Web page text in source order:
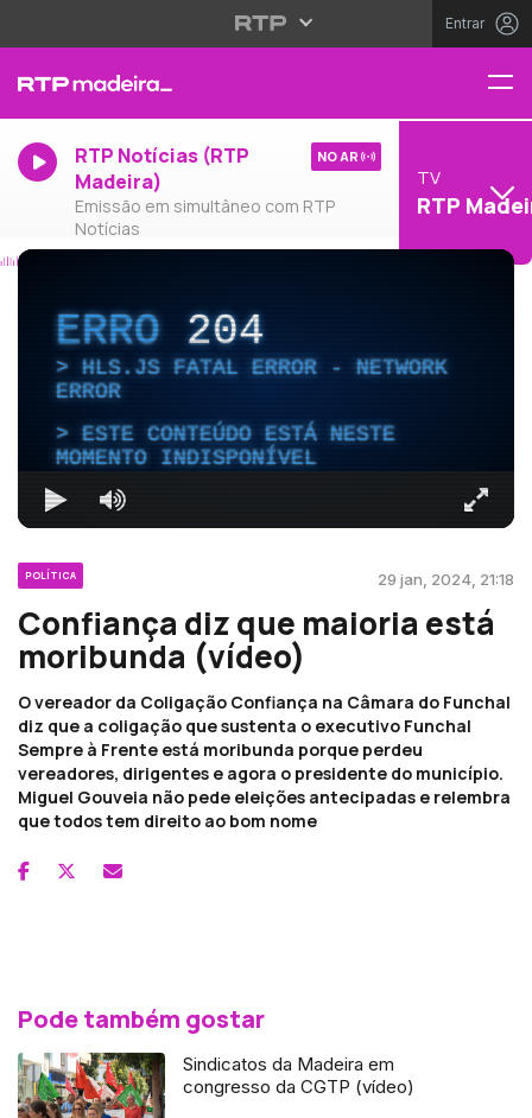
Entrar
RTP Notícias (RTP
Madeira)
Emissão em simultâneo com RTP
Notícias
NO AR
TV
RTP
ERRO204
HLS.JS FATAL ERROR - NETWORK
ERROR
ESTE CONTEÚDO ESTÁ NESTE
MOMENTO INDISPONÍVEL
POLÍTICA 29 jan, 2024, 21:18
Confiança diz que maioria está
moribunda (vídeo)
O vereador da Coligação Confiança na Câmara do Funchal
diz que a coligação que sustenta o executivo Funchal
Sempre à Frente está moribunda porque perdeu
vereadores, dirigentes e agora o presidente do município.
Miguel Gouveia não pede eleições antecipadas e relembra
que todos tem direito ao bom nome
Pode também gostar
Sindicatos da Madeira em
congresso da CGTP (vídeo)